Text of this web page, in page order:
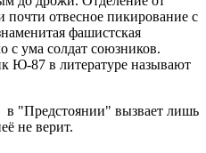
почти отвесное пикирование с
фашистская
с ума солдат союзников.
87 в литературе называют
в "Предстоянии" вызвает лишь
не верит.